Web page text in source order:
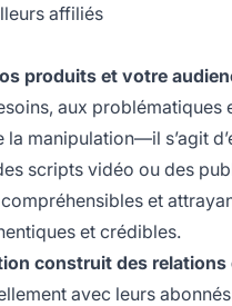
affiliés
produits et votre
aux problématiques
manipulation—il s’agit
scripts vidéo ou des
et
et crédibles.
construit des
avec leurs